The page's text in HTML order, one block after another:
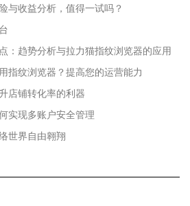
与收益分析，值得一试吗？
：趋势分析与拉力猫指纹浏览器的应用
指纹浏览器？提高您的运营能力
店铺转化率的利器
实现多账户安全管理
世界自由翱翔